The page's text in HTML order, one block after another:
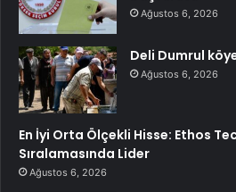
Ağustos 6, 2026
Deli Dumrul
Ağustos 6, 2026
En İyi Orta Ölçekli Hisse: Ethos
Sıralamasında Lider
Ağustos 6, 2026